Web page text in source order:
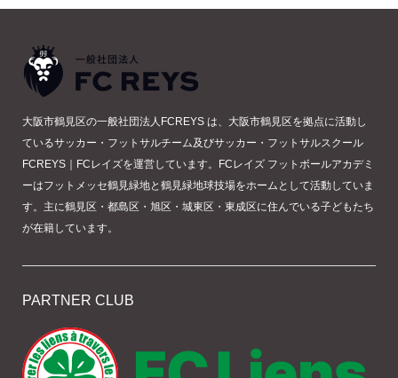
大阪市鶴見区の一般社団法人FCREYS は、大阪市鶴見区を拠点に活動し
ているサッカー・フットサルチーム及びサッカー・フットサルスクール
FCREYS｜FCレイズを運営しています。FCレイズ フットボールアカデミ
ーはフットメッセ鶴見緑地と鶴見緑地球技場をホームとして活動していま
す。主に鶴見区・都島区・旭区・城東区・東成区に住んでいる子どもたち
が在籍しています。
PARTNER CLUB